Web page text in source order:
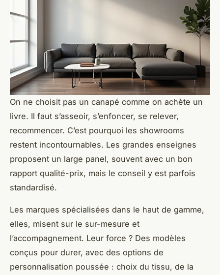
On ne choisit pas un canapé comme on achète un
livre. Il faut s’asseoir, s’enfoncer, se relever,
recommencer. C’est pourquoi les showrooms
restent incontournables. Les grandes enseignes
proposent un large panel, souvent avec un bon
rapport qualité-prix, mais le conseil y est parfois
standardisé.
Les marques spécialisées dans le haut de gamme,
elles, misent sur le sur-mesure et
l’accompagnement. Leur force ? Des modèles
conçus pour durer, avec des options de
personnalisation poussée : choix du tissu, de la